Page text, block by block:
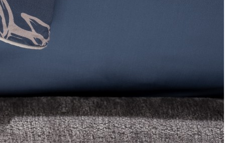
3 700
Ложка столовая 208200313170200003, нержавеющая
сталь 18/10, CBT+PVD, chocolate, HERDMAR
Быстрый просмотр
3 700₽